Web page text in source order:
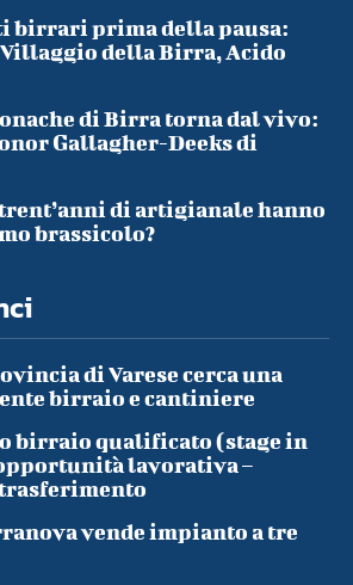
birrari prima della pausa:
della Birra, Acido
di Birra torna dal vivo:
Gallagher-Deeks di
di artigianale hanno
brassicolo?
di Varese cerca una
birraio e cantiniere
birraio qualificato (stage in
lavorativa –
vende impianto a tre